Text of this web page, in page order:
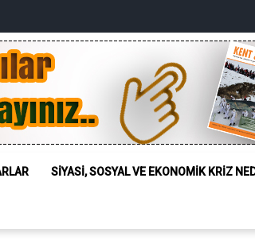
SIYASI, SOSYAL VE EKONOMIK KRIZ